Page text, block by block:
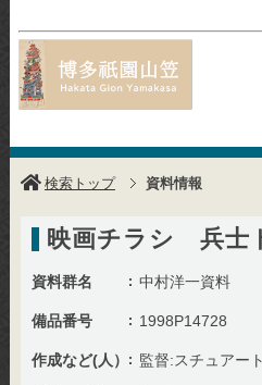
検索トップ 資料情報
映画チラシ 兵士
資料群名 中村洋一資料
備品番号 1998P14728
作成など(人） 監督:スチュアー